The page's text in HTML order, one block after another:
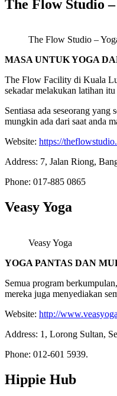
The Flow Studio
The Flow Studio –
MASA UNTUK YOGA
The Flow Facility di Kuala
sekadar melakukan latihan
Sentiasa ada seseorang
mungkin ada dari saat anda
Website: https://
Address: 7, Jalan Riong,
Phone: 017-885 0865
Veasy Yoga
Veasy Yoga
YOGA PANTAS DAN
Semua program
mereka juga menyediakan
Website: http://
Address: 1, Lorong Sultan,
Phone: 012-601 5939.
Hippie Hub